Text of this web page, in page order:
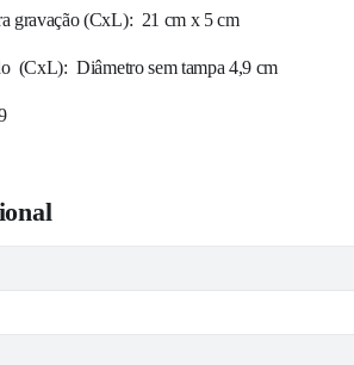
gravação(CxL): 21 cm x 5 cm
(CxL): Diâmetro sem tampa 4,9 cm